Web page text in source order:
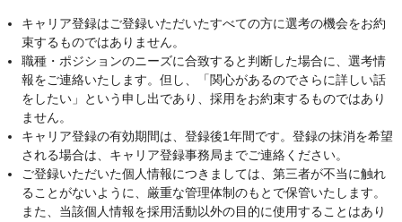
キャリア登録はご登録いただいたすべての方に選考の機会をお約
束するものではありません。
職種・ポジションのニーズに合致すると判断した場合に、選考情
報をご連絡いたします。但し、「関心があるのでさらに詳しい話
をしたい」という申し出であり、採用をお約束するものではあり
ません。
キャリア登録の有効期間は、登録後1年間です。登録の抹消を希望
される場合は、キャリア登録事務局までご連絡ください。
ご登録いただいた個人情報につきましては、第三者が不当に触れ
ることがないように、厳重な管理体制のもとで保管いたします。
また、当該個人情報を採用活動以外の目的に使用することはあり